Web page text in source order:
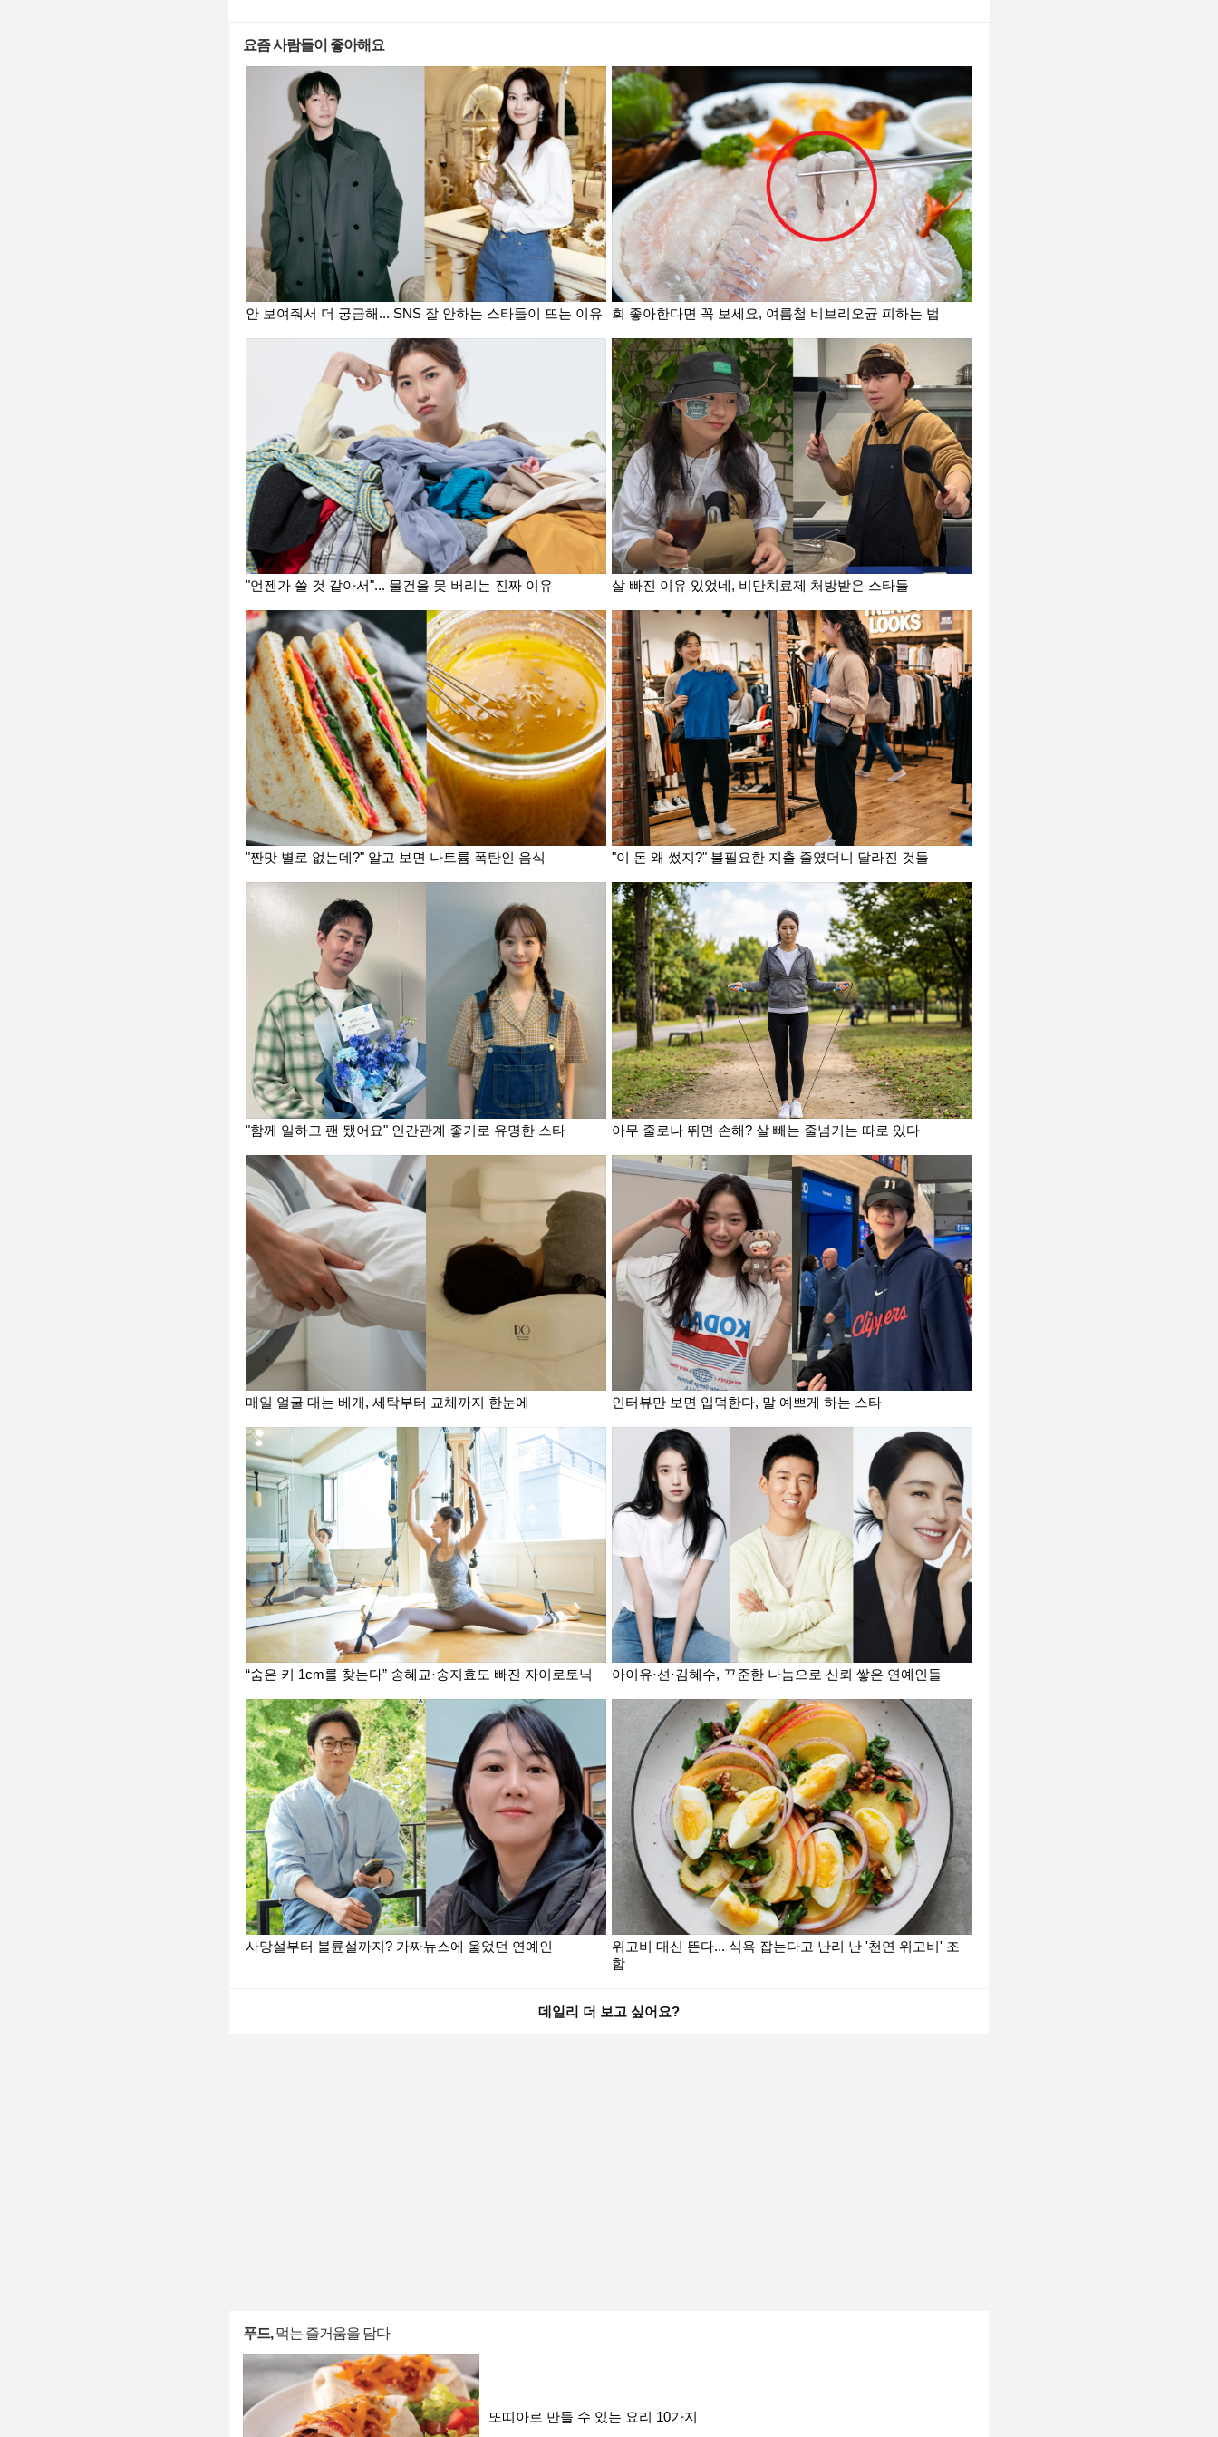
요즘 사람들이 좋아해요
안 보여줘서 더 궁금해... SNS 잘 안하는 스타들이 뜨는 이유 회 좋아한다면 꼭 보세요, 여름철 비브리오균 피하는 법
"언젠가 쓸 것 같아서"... 물건을 못 버리는 진짜 이유 살 빠진 이유 있었네, 비만치료제 처방받은 스타들
"짠맛 별로 없는데?" 알고 보면 나트륨 폭탄인 음식 "이 돈 왜 썼지?" 불필요한 지출 줄였더니 달라진 것들
"함께 일하고 팬 됐어요" 인간관계 좋기로 유명한 스타 아무 줄로나 뛰면 손해? 살 빼는 줄넘기는 따로 있다
매일 얼굴 대는 베개, 세탁부터 교체까지 한눈에 인터뷰만 보면 입덕한다, 말 예쁘게 하는 스타
“숨은 키 1cm를 찾는다” 송혜교·송지효도 빠진 자이로토닉 아이유·션·김혜수, 꾸준한 나눔으로 신뢰 쌓은 연예인들
사망설부터 불륜설까지? 가짜뉴스에 울었던 연예인
위고비 대신 뜬다... 식욕 잡는다고 난리 난 '천연 위고비' 조
합
데일리 더 보고 싶어요?
푸드,먹는 즐거움을 담다
또띠아로 만들 수 있는 요리 10가지